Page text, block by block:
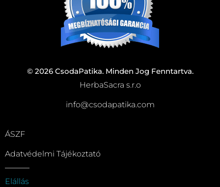
© 2026 CsodaPatika. Minden Jog Fenntartva.
HerbaSacra s.r.o
info@csodapatika.com
ÁSZF
Adatvédelmi Tájékoztató
Elállás